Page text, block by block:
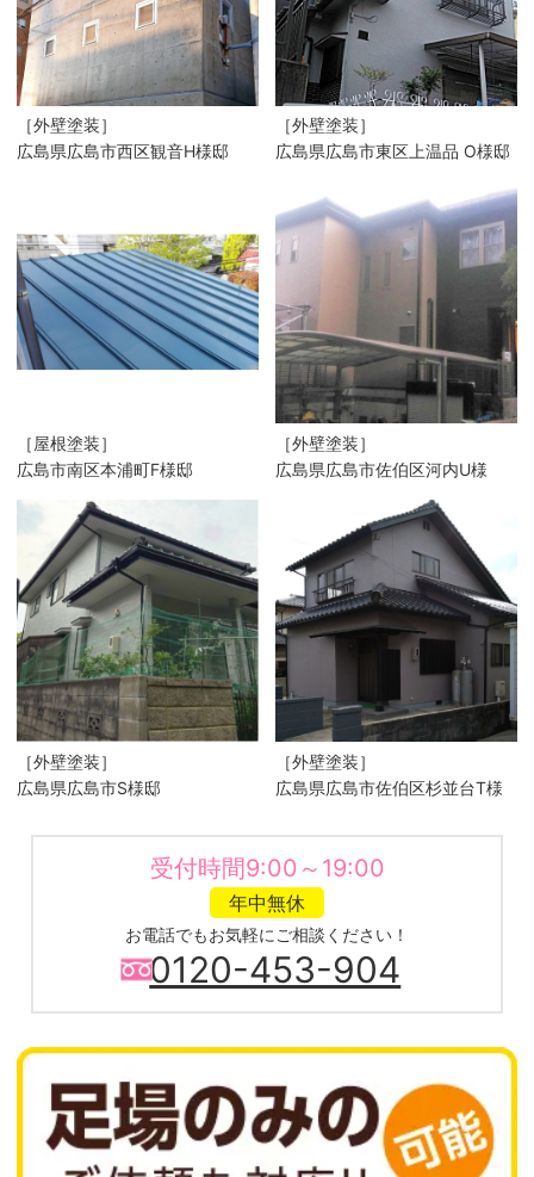
［外壁塗装］
広島県広島市西区観音H様邸
［外壁塗装］
広島県広島市東区上温品 O様邸
［屋根塗装］
広島市南区本浦町F様邸
［外壁塗装］
広島県広島市佐伯区河内U様
［外壁塗装］
広島県広島市S様邸
［外壁塗装］
広島県広島市佐伯区杉並台T様
受付時間9:00～19:00
年中無休
お電話でもお気軽にご相談ください！
0120-453-904